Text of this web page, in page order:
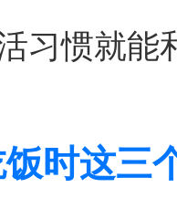
习惯就能
时这三